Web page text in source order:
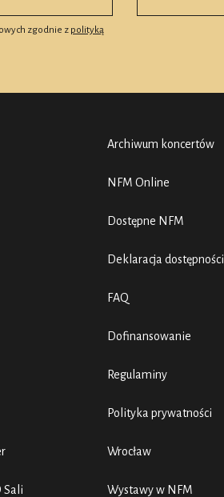
zgodnie z polityką
Sali
Archiwum koncertów
NFM Online
Dostępne NFM
Deklaracja dostępności
FAQ
Dofinansowanie
Regulaminy
Polityka prywatności
Wrocław
Wystawy w NFM